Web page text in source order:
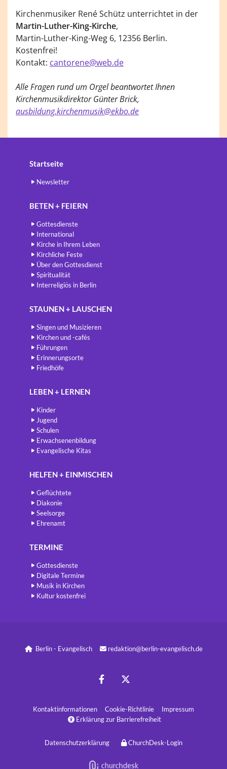
Kirchenmusiker René Schütz unterrichtet in der
Martin-Luther-King-Kirche,
Martin-Luther-King-Weg 6, 12356 Berlin.
Kostenfrei!
Kontakt: cantorene@web.de
Alle Fragen rund um Orgel beantwortet Ihnen
KirchenmusikdirektorGünter Brick,
ausbildung.kirchenmusik@ekbo.de
Startseite
Newsletter
BETEN + FEIERN
Gottesdienste
International
Kirche in Ihrem Leben
Kirchliche Feste
Über den Gottesdienst
Spiritualität
Interreligiös in Berlin
STAUNEN + LAUSCHEN
Singen und Musizieren
Kirchen und -cafés
Führungen
Erinnerungsorte
Friedhöfe
LEBEN + LERNEN
Kinder
Jugend
Schulen
Erwachsenenbildung
Evangelische Kitas
HELFEN + EINMISCHEN
Geflüchtete
Diakonie
Seelsorge
Ehrenamt
TERMINE
Gottesdienste
Digitale Termine
Musik in Kirchen
Kultur kostenfrei
Berlin - Evangelisch  redaktion@berlin-evangelisch.de
Kontaktinformationen Cookie-Richtlinie Impressum
Erklärung zur Barrierefreiheit
Datenschutzerklärung ChurchDesk-Login